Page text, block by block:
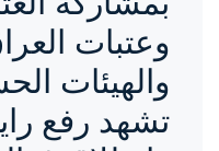
وعتبات
والهيئات
تشهد رفع